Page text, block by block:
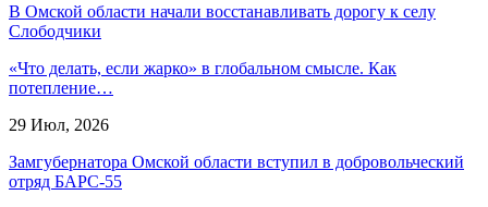
В Омской области начали восстанавливать дорогу к селу
Слободчики
«Что делать, если жарко» в глобальном смысле. Как
потепление…
29 Июл, 2026
Замгубернатора Омской области вступил в добровольческий
отряд БАРС-55